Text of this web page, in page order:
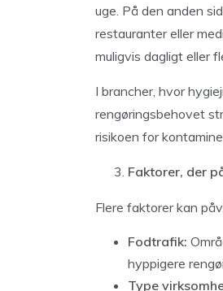
uge. På den anden
restauranter eller
muligvis dagligt eller
I brancher, hvor
rengøringsbehovet
risikoen for
Faktorer, der
Flere faktorer kan
Fodtrafik:
hyppigere
Type